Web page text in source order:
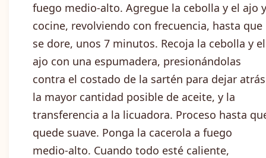
fuego medio-alto. Agregue la cebolla y el ajo y
cocine, revolviendo con frecuencia, hasta que
se dore, unos 7 minutos. Recoja la cebolla y el
ajo con una espumadera, presionándolas
contra el costado de la sartén para dejar atrás
la mayor cantidad posible de aceite, y la
transferencia a la licuadora. Proceso hasta
quede suave. Ponga la cacerola a fuego
medio-alto. Cuando todo esté caliente,